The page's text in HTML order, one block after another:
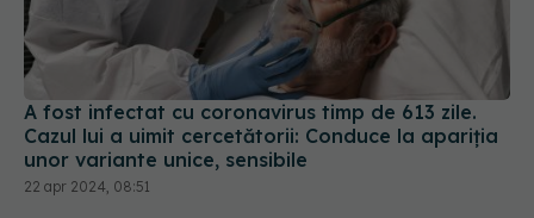
A fost infectat cu coronavirus timp de 613 zile.
Cazul lui a uimit cercetătorii: Conduce la apariția
unor variante unice, sensibile
22 apr 2024, 08:51